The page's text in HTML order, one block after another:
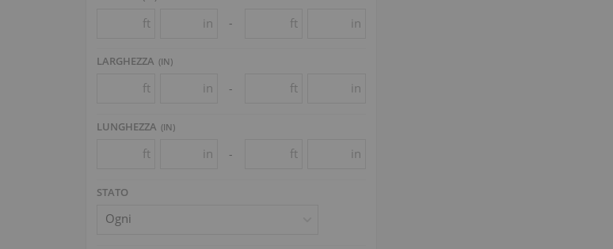
ft in - ft in
LARGHEZZA (IN)
ft in - ft in
LUNGHEZZA (IN)
ft in - ft in
STATO
Ogni